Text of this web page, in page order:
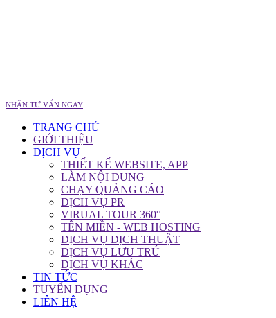
NHẬN TƯ VẤN NGAY
TRANG CHỦ
GIỚI THIỆU
DỊCH VỤ
THIẾT KẾ WEBSITE, APP
LÀM NỘI DUNG
CHẠY QUẢNG CÁO
DỊCH VỤ PR
VIRUAL TOUR 360°
TÊN MIỀN - WEB HOSTING
DỊCH VỤ DỊCH THUẬT
DỊCH VỤ LƯU TRÚ
DỊCH VỤ KHÁC
TIN TỨC
TUYỂN DỤNG
LIÊN HỆ